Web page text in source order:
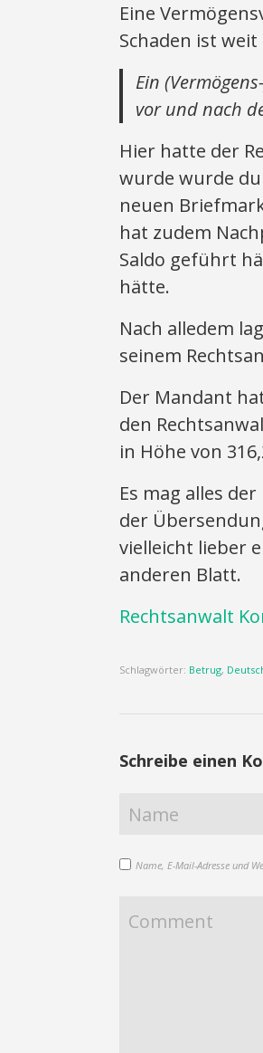
Eine
Schaden ist
Ein
vor und nach
Hier hatte der
wurde wurde
neuen
hat zudem
Saldo geführt
hätte.
Nach alledem
seinem
Der Mandant
den
in Höhe von
Es mag alles
der
vielleicht lieber
anderen Blatt.
Rechtsanwalt
Schlagwörter: Betrug,
Schreibe einen
Name, E-Mail-Adresse und